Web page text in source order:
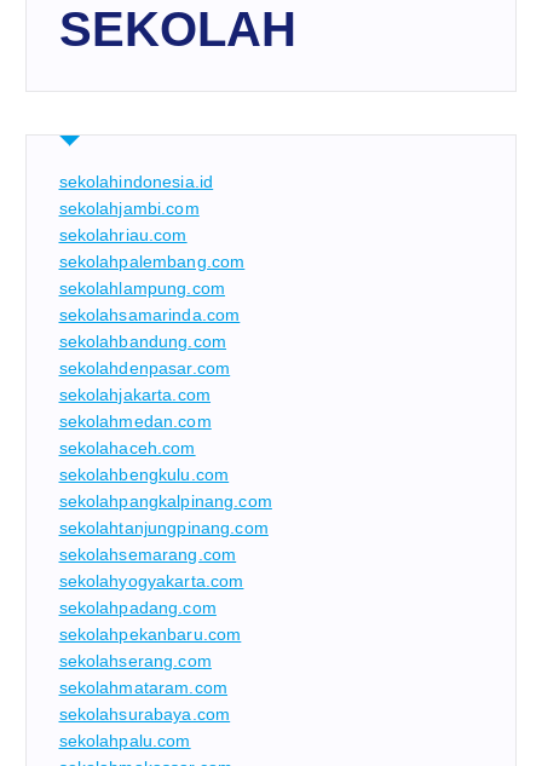
SEKOLAH
sekolahindonesia.id
sekolahjambi.com
sekolahriau.com
sekolahpalembang.com
sekolahlampung.com
sekolahsamarinda.com
sekolahbandung.com
sekolahdenpasar.com
sekolahjakarta.com
sekolahmedan.com
sekolahaceh.com
sekolahbengkulu.com
sekolahpangkalpinang.com
sekolahtanjungpinang.com
sekolahsemarang.com
sekolahyogyakarta.com
sekolahpadang.com
sekolahpekanbaru.com
sekolahserang.com
sekolahmataram.com
sekolahsurabaya.com
sekolahpalu.com